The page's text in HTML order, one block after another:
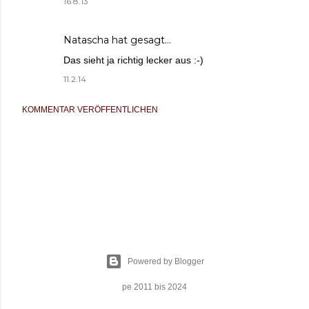
Natascha hat gesagt…
Das sieht ja richtig lecker aus :-)
11.2.14
KOMMENTAR VERÖFFENTLICHEN
Powered by Blogger
pe 2011 bis 2024